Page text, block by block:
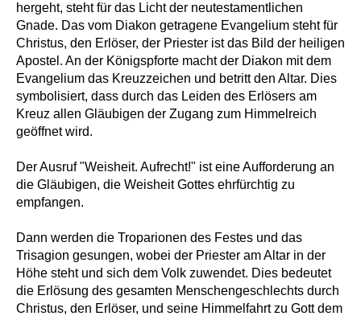
hergeht, steht für das Licht der neutestamentlichen
Gnade. Das vom Diakon getragene Evangelium steht für
Christus, den Erlöser, der Priester ist das Bild der heiligen
Apostel. An der Königspforte macht der Diakon mit dem
Evangelium das Kreuzzeichen und betritt den Altar. Dies
symbolisiert, dass durch das Leiden des Erlösers am
Kreuz allen Gläubigen der Zugang zum Himmelreich
geöffnet wird.
Der Ausruf "Weisheit. Aufrecht!" ist eine Aufforderung an
die Gläubigen, die Weisheit Gottes ehrfürchtig zu
empfangen.
Dann werden die Troparionen des Festes und das
Trisagion gesungen, wobei der Priester am Altar in der
Höhe steht und sich dem Volk zuwendet. Dies bedeutet
die Erlösung des gesamten Menschengeschlechts durch
Christus, den Erlöser, und seine Himmelfahrt zu Gott dem